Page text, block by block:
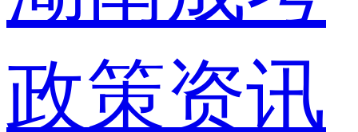
政策资讯